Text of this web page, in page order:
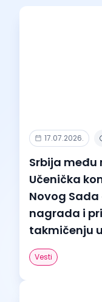
17.07.2026.
Srbija među
Učenička
Novog
nagrada i
takmičenju
Vesti